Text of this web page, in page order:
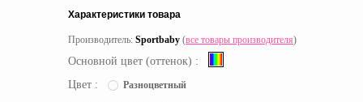
Характеристики товара
Производитель: Sportbaby (все товары производителя)
Основной цвет (оттенок) :
Цвет :
Разноцветный